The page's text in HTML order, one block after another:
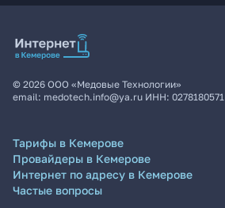
© 2026 ООО «Медовые Технологии»
email: medotech.info@ya.ru ИНН: 0278180571
Тарифы в Кемерове
Провайдеры в Кемерове
Интернет по адресу в Кемерове
Частые вопросы